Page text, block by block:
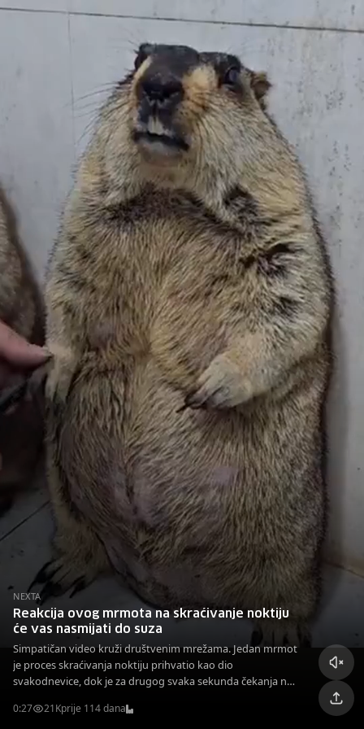
NEXTA
Reakcija ovog mrmota na skraćivanje noktiju
će vas nasmijati do suza
Simpatičan video kruži društvenim mrežama. Jedan mrmot
je proces skraćivanja noktiju prihvatio kao dio
svakodnevice, dok je za drugog svaka sekunda čekanja na
makazama je urnebesna.
0:27 21Kprije 114 dana